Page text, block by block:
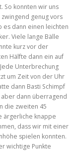
So konnten wir uns
genug vors
es dann einen leichten
Viele lange Bälle
kurz vor der
Hälfte dann ein auf
Unterbrechung
um Zeit von der Uhr
dann Basti Schimpf
dann überragend
die zweiten 45
ärgerliche knappe
dass wir mit einer
spielen konnten.
wichtige Punkte